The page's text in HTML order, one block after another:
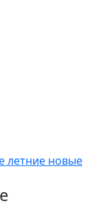
летние новые